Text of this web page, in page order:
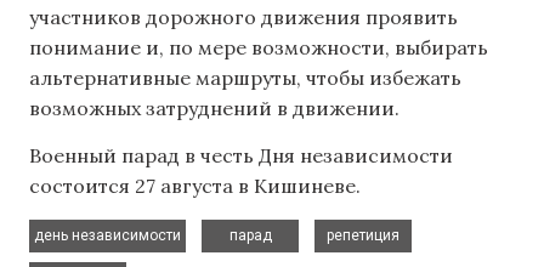
участников дорожного движения проявить
понимание и, по мере возможности, выбирать
альтернативные маршруты, чтобы избежать
возможных затруднений в движении.
Военный парад в честь Дня независимости
состоится 27 августа в Кишиневе.
день независимости
парад
репетиция